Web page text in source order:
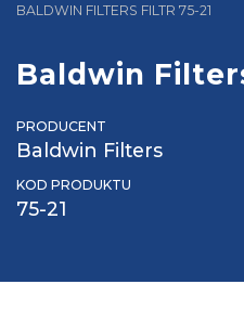
BALDWIN FILTERS FILTR 75-21
Baldwin
PRODUCENT
Baldwin Filters
KOD PRODUKTU
75-21